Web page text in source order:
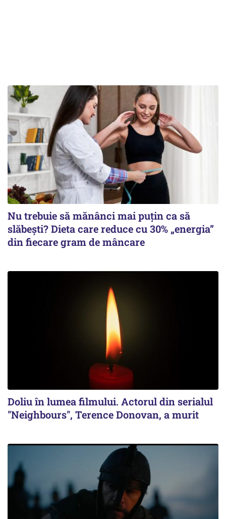
Nu trebuie să mănânci mai puțin ca să
slăbești? Dieta care reduce cu 30% „energia”
din fiecare gram de mâncare
Doliu în lumea filmului. Actorul din serialul
''Neighbours'', Terence Donovan, a murit